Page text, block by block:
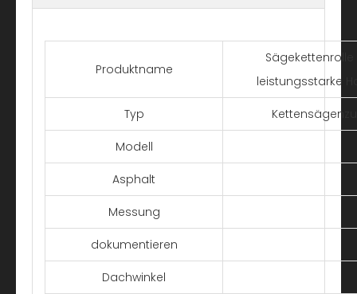
Produktname
leistungsstarke
Typ
Modell
Asphalt
Messung
dokumentieren
Dachwinkel